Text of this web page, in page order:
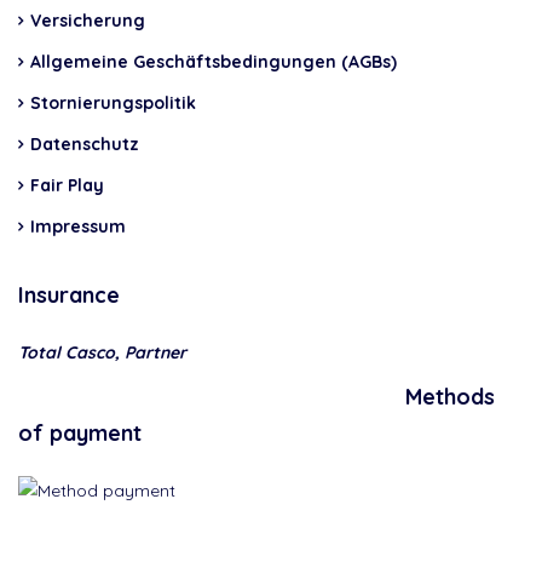
Versicherung
Allgemeine Geschäftsbedingungen (AGBs)
Stornierungspolitik
Datenschutz
Fair Play
Impressum
Insurance
Total Casco, Partner
Methods
of payment